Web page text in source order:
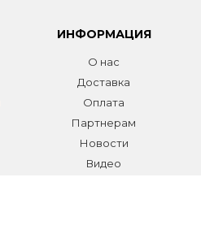
ИНФОРМАЦИЯ
О нас
Доставка
Оплата
Партнерам
Новости
Видео